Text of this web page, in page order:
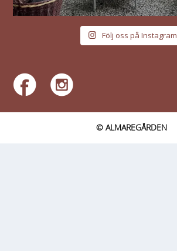
Följ oss på Instagram
© ALMAREGÅRDEN